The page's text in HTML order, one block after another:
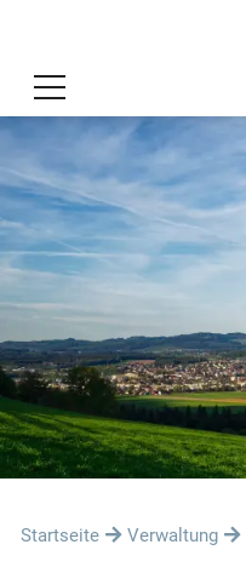
Startseite Verwaltung